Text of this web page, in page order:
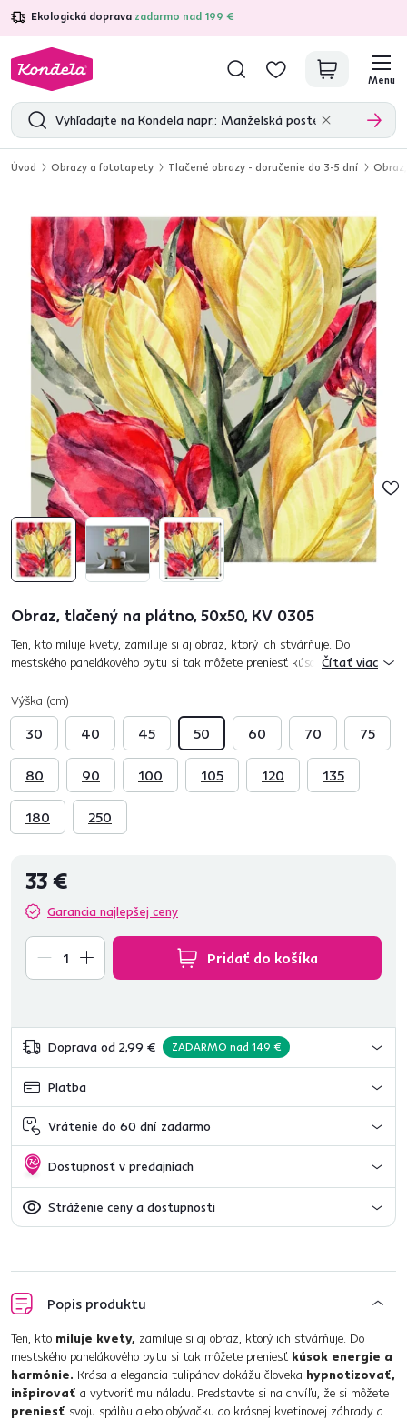
Ekologická doprava zadarmo nad 199 €
4,7 31 157overených produktových recenzií
Menu
Úvod Obrazy a fototapety Tlačené obrazy - doručenie do 3-5 dní
Obraz, tlačený na plátno, 50x50, KV 0305
Ten, kto miluje kvety, zamiluje si aj obraz, ktorý ich stvárňuje. Do
mestského panelákového bytu si tak môžete preniesť kúsok energie a
Čítať viac
Výška (cm)
30 40 45 50 60 70 75
80 90 100 105 120 135
180 250
33 €
Garancia najlepšej ceny
Pridať do košíka
Doprava od 2,99 € ZADARMO nad 149 €
Platba
Vrátenie do 60 dní zadarmo
Dostupnosť v predajniach
Stráženie ceny a dostupnosti
Popis produktu
Ten, kto miluje kvety, zamiluje si aj obraz, ktorý ich stvárňuje. Do
mestského panelákového bytu si tak môžete preniesť kúsok energie a
harmónie. Krása a elegancia tulipánov dokážu človeka hypnotizovať,
inšpirovať a vytvoriť mu náladu. Predstavte si na chvíľu, že si môžete
preniesť svoju spálňu alebo obývačku do krásnej kvetinovej záhrady a